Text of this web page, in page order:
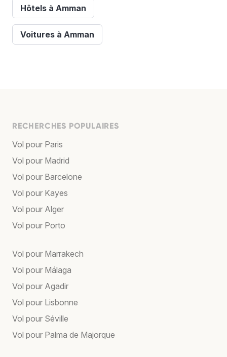
Hôtels à Amman
Voitures à Amman
RECHERCHES POPULAIRES
Vol pour Paris
Vol pour Madrid
Vol pour Barcelone
Vol pour Kayes
Vol pour Alger
Vol pour Porto
Vol pour Marrakech
Vol pour Málaga
Vol pour Agadir
Vol pour Lisbonne
Vol pour Séville
Vol pour Palma de Majorque